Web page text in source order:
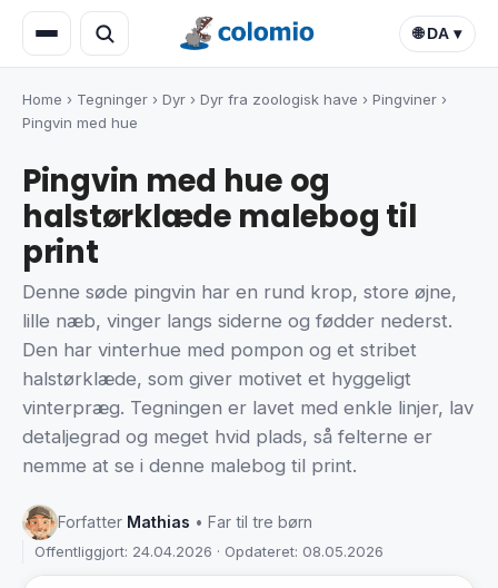
🌐 DA ▾
Home › Tegninger › Dyr › Dyr fra zoologisk have › Pingviner ›
Pingvin med hue
Pingvin med hue og
halstørklæde malebog til
print
Denne søde pingvin har en rund krop, store øjne,
lille næb, vinger langs siderne og fødder nederst.
Den har vinterhue med pompon og et stribet
halstørklæde, som giver motivet et hyggeligt
vinterpræg. Tegningen er lavet med enkle linjer, lav
detaljegrad og meget hvid plads, så felterne er
nemme at se i denne malebog til print.
Forfatter Mathias • Far til tre børn
Offentliggjort: 24.04.2026 · Opdateret: 08.05.2026